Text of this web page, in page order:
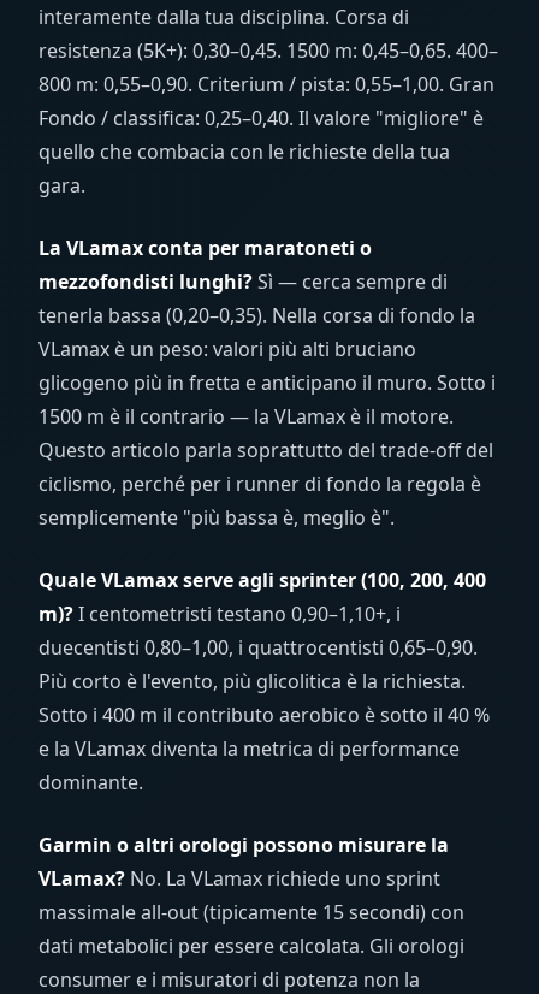
interamente dalla tua disciplina. Corsa di
resistenza (5K+): 0,30–0,45. 1500 m: 0,45–0,65. 400–
800 m: 0,55–0,90. Criterium / pista: 0,55–1,00. Gran
Fondo / classifica: 0,25–0,40. Il valore "migliore" è
quello che combacia con le richieste della tua
gara.
La VLamax conta per maratoneti o
mezzofondisti lunghi?Sì — cerca sempre di
tenerla bassa (0,20–0,35). Nella corsa di fondo la
VLamax è un peso: valori più alti bruciano
glicogeno più in fretta e anticipano il muro. Sotto i
1500 m è il contrario — la VLamax è il motore.
Questo articolo parla soprattutto del trade-off del
ciclismo, perché per i runner di fondo la regola è
semplicemente "più bassa è, meglio è".
Quale VLamax serve agli sprinter (100, 200, 400
m)?I centometristi testano 0,90–1,10+, i
duecentisti 0,80–1,00, i quattrocentisti 0,65–0,90.
Più corto è l'evento, più glicolitica è la richiesta.
Sotto i 400 m il contributo aerobico è sotto il 40 %
e la VLamax diventa la metrica di performance
dominante.
Garmin o altri orologi possono misurare la
VLamax? No. La VLamax richiede uno sprint
massimale all-out (tipicamente 15 secondi) con
dati metabolici per essere calcolata. Gli orologi
consumer e i misuratori di potenza non la